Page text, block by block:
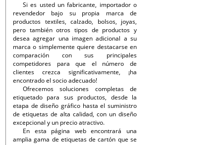
Si es usted un fabricante, importador o
revendedor bajo su propia marca de
productos textiles, calzado, bolsos, joyas,
pero también otros tipos de productos y
desea agregar una imagen adicional a su
marca o simplemente quiere destacarse en
comparación con sus principales
competidores para que el número de
clientes crezca significativamente, ¡ha
encontrado el socio adecuado!
Ofrecemos soluciones completas de
etiquetado para sus productos, desde la
etapa de diseño gráfico hasta el suministro
de etiquetas de alta calidad, con un diseño
excepcional y un precio atractivo.
En esta página web encontrará una
amplia gama de etiquetas de cartón que se